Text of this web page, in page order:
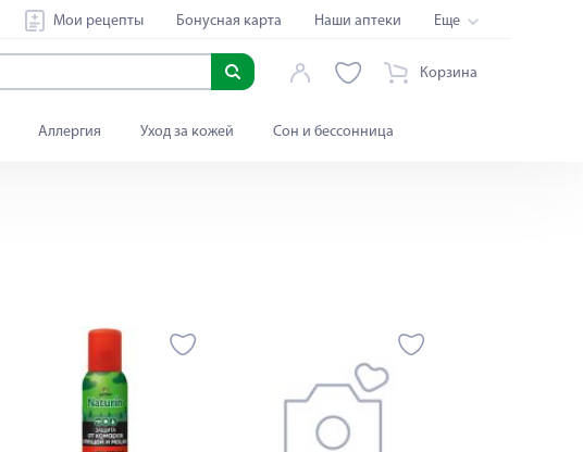
Мои рецепты Бонусная карта Наши аптеки Еще
Корзина
Аллергия Уход за кожей Сон и бессонница